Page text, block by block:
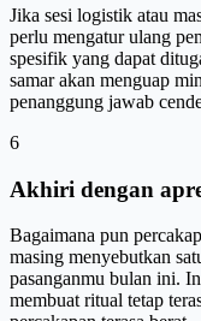
Jika sesi logistik atau
perlu mengatur ulang
spesifik yang dapat
samar akan menguap
penanggung jawab
6
Akhiri dengan
Bagaimana pun
masing menyebutkan
pasanganmu bulan ini.
membuat ritual tetap